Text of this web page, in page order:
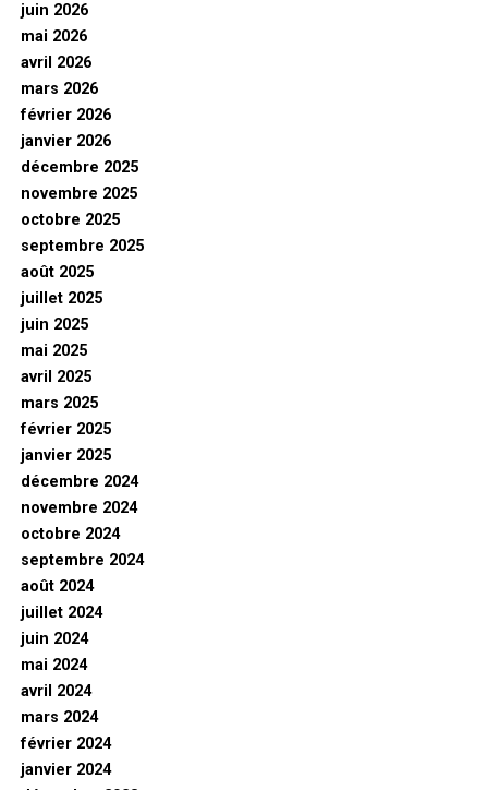
juin 2026
mai 2026
avril 2026
mars 2026
février 2026
janvier 2026
décembre 2025
novembre 2025
octobre 2025
septembre 2025
août 2025
juillet 2025
juin 2025
mai 2025
avril 2025
mars 2025
février 2025
janvier 2025
décembre 2024
novembre 2024
octobre 2024
septembre 2024
août 2024
juillet 2024
juin 2024
mai 2024
avril 2024
mars 2024
février 2024
janvier 2024